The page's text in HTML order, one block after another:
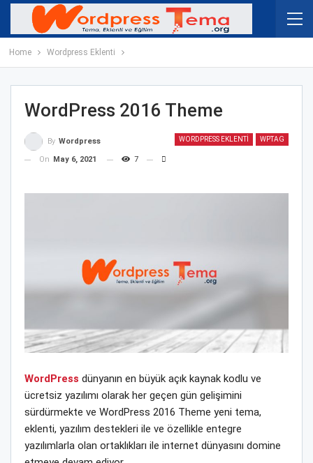
Home Wordpress Eklenti
WordPress 2016 Theme
WORDPRESS EKLENTI WPTAG
By Wordpress
On
May 6, 2021 7
WordPress dünyanın en büyük açık kaynak kodlu ve
ücretsiz yazılımı olarak her geçen gün gelişimini
sürdürmekte ve WordPress 2016 Theme yeni tema,
eklenti, yazılım destekleri ile ve özellikle entegre
yazılımlarla olan ortaklıkları ile internet dünyasını domine